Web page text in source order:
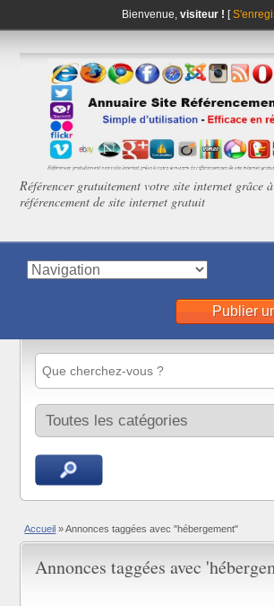
Bienvenue, visiteur ! [
Référencer gratuitement votre site internet grâce
référencement de site internet gratuit
Publier
Accueil » Annonces taggées avec "hébergement"
Annonces taggées avec